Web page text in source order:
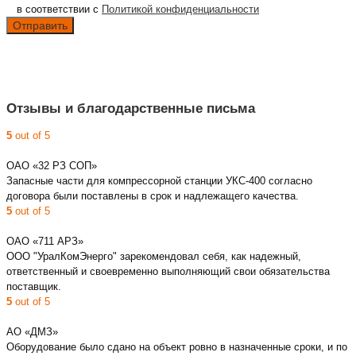
в соответствии с Политикой конфиденциальности
Отзывы и благодарственные письма
5 out of 5
ОАО «32 РЗ СОП»
Запасные части для компрессорной станции УКС-400 согласно
договора были поставлены в срок и надлежащего качества.
5 out of 5
ОАО «711 АРЗ»
ООО "УралКомЭнерго" зарекомендовал себя, как надежный,
ответственный и своевременно выполняющий свои обязательства
поставщик.
5 out of 5
АО «ДМЗ»
Оборудование было сдано на объект ровно в назначенные сроки, и по